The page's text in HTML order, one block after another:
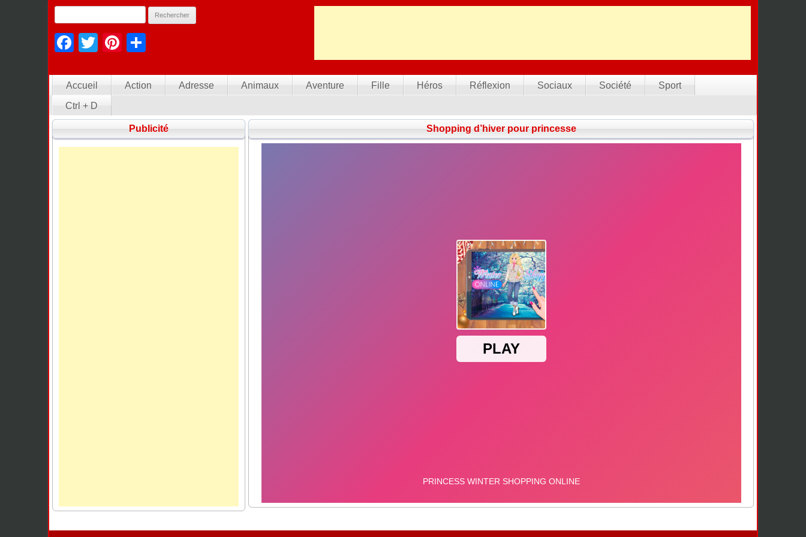
Facebook
TwitterPinterest
Accueil Action Adresse Animaux Aventure Fille Héros Réflexion Sociaux Société
Sport
Ctrl + D
Shopping d’hiver pour princesse
Publicité